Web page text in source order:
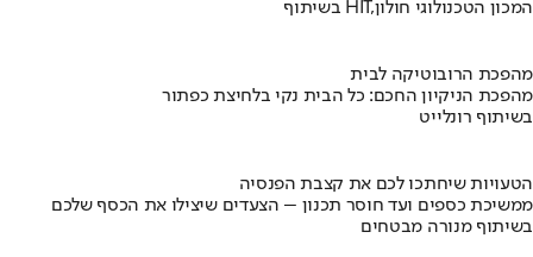
בשיתוף HIT,המכון הטכנולוגי חולון
מהפכת הרובוטיקה לבית
מהפכת הניקיון החכם: כל הבית נקי בלחיצת כפתור
בשיתוף רונלייט
הטעויות שיחתכו לכם את קצבת הפנסיה
ממשיכת כספים ועד חוסר תכנון – הצעדים שיצילו את הכסף שלכם
בשיתוף מנורה מבטחים